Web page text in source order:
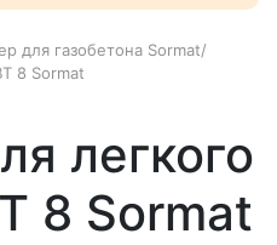
для газобетона Sormat/
8 Sormat
легкого
8 Sormat